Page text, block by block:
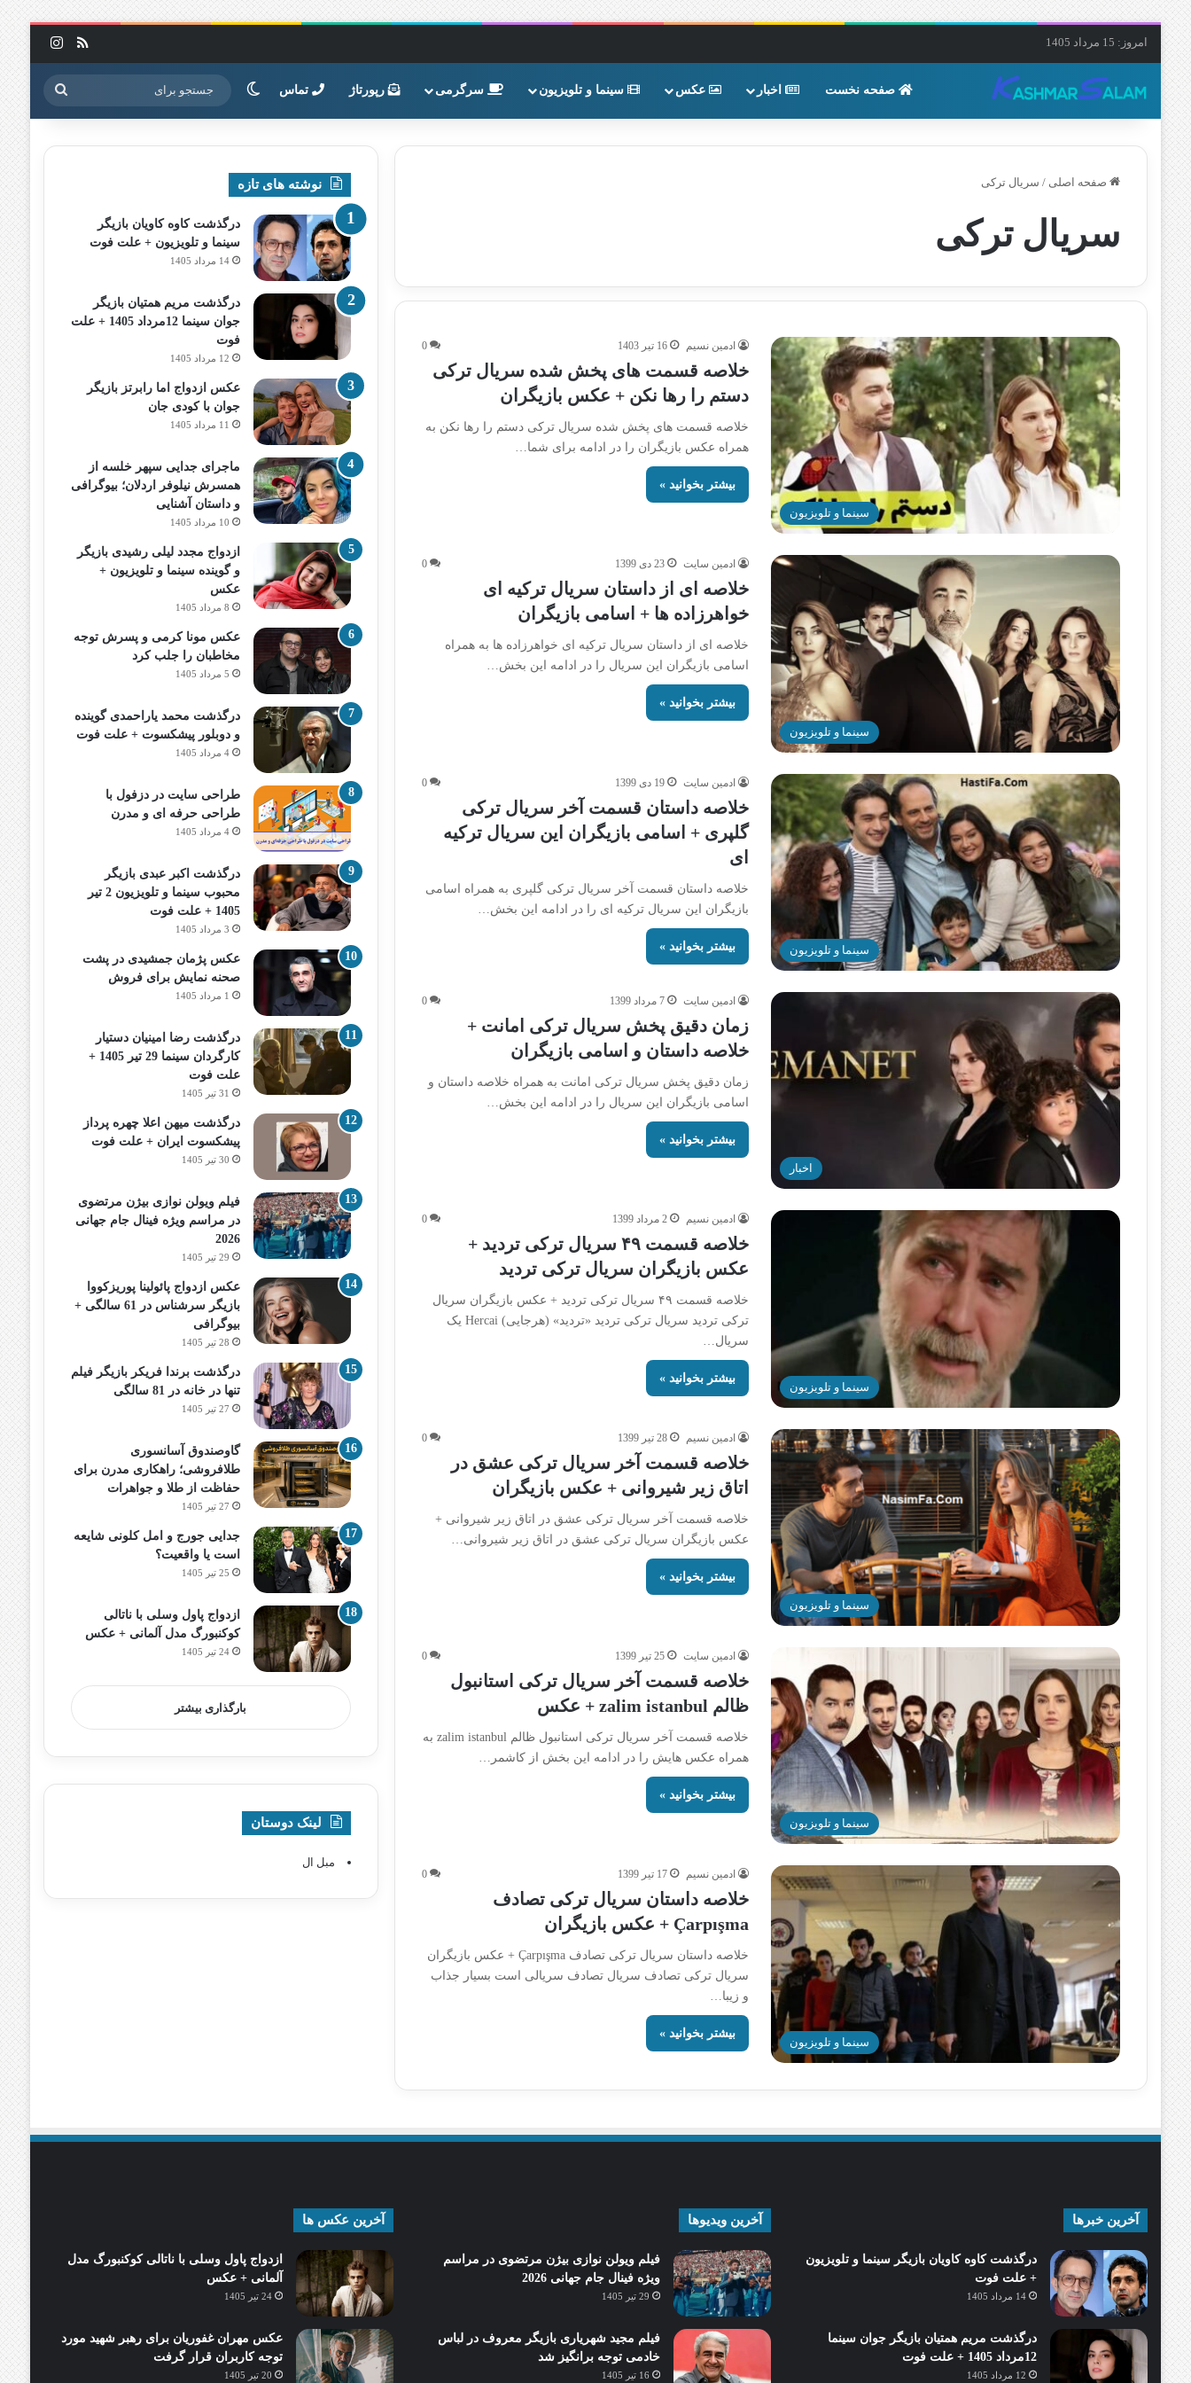
امروز: 15 مرداد 1405 خوراک
صفحه نخست اخبار عکس سینما و تلویزیون سرگرمی رپورتاژ تماس تغییر پوسته جستجو
برای
صفحه اصلی / سریال ترکی
سریال ترکی
سینما و تلویزیون
ادمین نسیم 16 تیر 1403 0
خلاصه قسمت های پخش شده سریال ترکی
دستم را رها نکن + عکس بازیگران
خلاصه قسمت های پخش شده سریال ترکی دستم را رها نکن به
همراه عکس بازیگران را در ادامه برای شما…
بیشتر بخوانید »
سینما و تلویزیون
ادمین سایت 23 دی 1399 0
خلاصه ای از داستان سریال ترکیه ای
خواهرزاده ها + اسامی بازیگران
خلاصه ای از داستان سریال ترکیه ای خواهرزاده ها به همراه
اسامی بازیگران این سریال را در ادامه این بخش…
بیشتر بخوانید »
سینما و تلویزیون
ادمین سایت 19 دی 1399 0
خلاصه داستان قسمت آخر سریال ترکی
گلپری + اسامی بازیگران این سریال ترکیه
ای
خلاصه داستان قسمت آخر سریال ترکی گلپری به همراه اسامی
بازیگران این سریال ترکیه ای را در ادامه این بخش…
بیشتر بخوانید »
اخبار
ادمین سایت 7 مرداد 1399 0
زمان دقیق پخش سریال ترکی امانت +
خلاصه داستان و اسامی بازیگران
زمان دقیق پخش سریال ترکی امانت به همراه خلاصه داستان و
اسامی بازیگران این سریال را در ادامه این بخش…
بیشتر بخوانید »
سینما و تلویزیون
ادمین نسیم 2 مرداد 1399 0
خلاصه قسمت ۴۹ سریال ترکی تردید +
عکس بازیگران سریال ترکی تردید
خلاصه قسمت ۴۹ سریال ترکی تردید + عکس بازیگران سریال
ترکی تردید سریال ترکی تردید «تردید» (هرجایی) Hercai یک
سریال…
بیشتر بخوانید »
سینما و تلویزیون
ادمین نسیم 28 تیر 1399 0
خلاصه قسمت آخر سریال ترکی عشق در
اتاق زیر شیروانی + عکس بازیگران
خلاصه قسمت آخر سریال ترکی عشق در اتاق زیر شیروانی +
عکس بازیگران سریال ترکی عشق در اتاق زیر شیروانی…
بیشتر بخوانید »
سینما و تلویزیون
ادمین سایت 25 تیر 1399 0
خلاصه قسمت آخر سریال ترکی استانبول
ظالم zalim istanbul + عکس
خلاصه قسمت آخر سریال ترکی استانبول ظالم zalim istanbul به
همراه عکس هایش را در ادامه این بخش از کاشمر…
بیشتر بخوانید »
سینما و تلویزیون
ادمین نسیم 17 تیر 1399 0
خلاصه داستان سریال ترکی تصادف
Çarpışma + عکس بازیگران
خلاصه داستان سریال ترکی تصادف Çarpışma + عکس بازیگران
سریال ترکی تصادف سریال تصادف سریالی است بسیار جذاب
و زیبا…
بیشتر بخوانید »
نوشته های تازه
درگذشت کاوه کاویان بازیگر
سینما و تلویزیون + علت فوت
14 مرداد 1405
درگذشت مریم همتیان بازیگر
جوان سینما 12مرداد 1405 + علت
فوت
12 مرداد 1405
عکس ازدواج اما رابرتز بازیگر
جوان با کودی جان
11 مرداد 1405
ماجرای جدایی سپهر خلسه از
همسرش نیلوفر اردلان؛ بیوگرافی
و داستان آشنایی
10 مرداد 1405
ازدواج مجدد لیلی رشیدی بازیگر
و گوینده سینما و تلویزیون +
عکس
8 مرداد 1405
عکس مونا کرمی و پسرش توجه
مخاطبان را جلب کرد
5 مرداد 1405
درگذشت محمد یاراحمدی گوینده
و دوبلور پیشکسوت + علت فوت
4 مرداد 1405
طراحی سایت در دزفول با
طراحی حرفه‌ ای و مدرن
4 مرداد 1405
درگذشت اکبر عبدی بازیگر
محبوب سینما و تلویزیون 2 تیر
1405 + علت فوت
3 مرداد 1405
عکس پژمان جمشیدی در پشت
صحنه نمایش برای فروش
1 مرداد 1405
درگذشت رضا امینیان دستیار
کارگردان سینما 29 تیر 1405 +
علت فوت
31 تیر 1405
درگذشت میهن اعلا چهره پرداز
پیشکسوت ایران + علت فوت
30 تیر 1405
فیلم ویولن نوازی بیژن مرتضوی
در مراسم ویژه فینال جام جهانی
2026
29 تیر 1405
عکس ازدواج پائولینا پوریزکووا
بازیگر سرشناس در 61 سالگی +
بیوگرافی
28 تیر 1405
درگذشت برندا فریکر بازیگر فیلم
تنها در خانه در 81 سالگی
27 تیر 1405
گاوصندوق آسانسوری
طلافروشی؛ راهکاری مدرن برای
حفاظت از طلا و جواهرات
27 تیر 1405
جدایی جورج و امل کلونی شایعه
است یا واقعیت؟
25 تیر 1405
ازدواج پاول وسلی با ناتالی
کوکنبورگ مدل آلمانی + عکس
24 تیر 1405
بارگذاری بیشتر
لینک دوستان
مبل ال
آخرین خبرها
درگذشت کاوه کاویان بازیگر سینما و تلویزیون
+ علت فوت
14 مرداد 1405
درگذشت مریم همتیان بازیگر جوان سینما
12مرداد 1405 + علت فوت
12 مرداد 1405
آخرین ویدیوها
فیلم ویولن نوازی بیژن مرتضوی در مراسم
ویژه فینال جام جهانی 2026
29 تیر 1405
فیلم مجید شهریاری بازیگر معروف در لباس
خادمی توجه برانگیز شد
16 تیر 1405
آخرین عکس ها
ازدواج پاول وسلی با ناتالی کوکنبورگ مدل
آلمانی + عکس
24 تیر 1405
عکس مهران غفوریان برای رهبر شهید مورد
توجه کاربران قرار گرفت
20 تیر 1405